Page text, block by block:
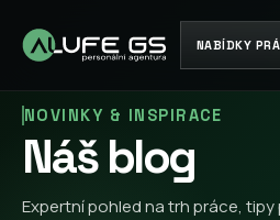
NABÍDKY
NOVINKY & INSPIRACE
Náš blog
Expertní pohled na trh práce, tipy